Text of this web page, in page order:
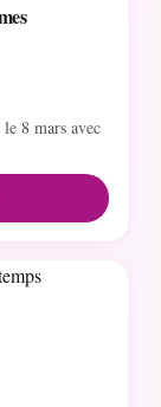
8 mars avec